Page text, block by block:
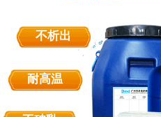
不析出
耐高温